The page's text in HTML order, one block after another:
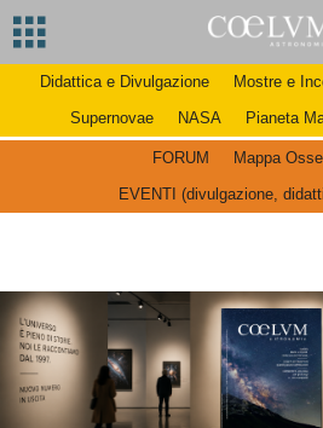
Didattica e Divulgazione Mostre e
Supernovae
NASA Pianeta
FORUM
Mappa
EVENTI (divulgazione,